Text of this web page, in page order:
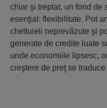
chiar şi treptat, un fond de
esenţial: flexibilitate. Pot
cheltuieli neprevăzute şi
generate de credite luate
unde economiile lipsesc,
creştere de preţ se